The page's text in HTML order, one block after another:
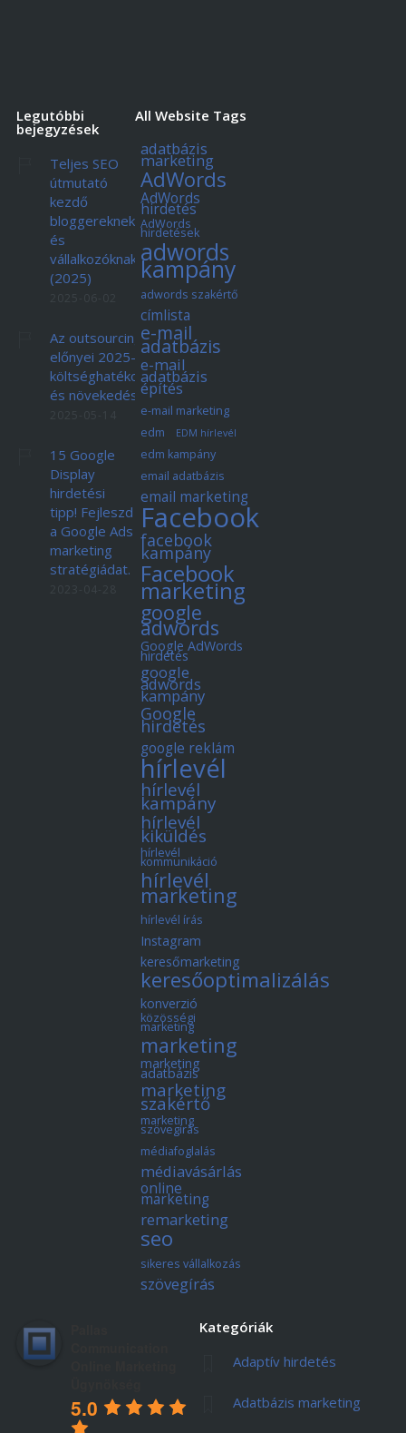
Legutóbbi
bejegyzések
Teljes SEO
útmutató
kezdő
bloggereknek
és
vállalkozóknak
(2025)
Az outsourcing
előnyei 2025-ben:
költséghatékonyság
és növekedés
15 Google
Display
hirdetési
tipp! Fejleszd
a Google Ads
marketing
stratégiádat.
All Website Tags
adatbázis
marketing
AdWords
AdWords
hirdetés
AdWords
hirdetések
adwords
kampány
adwords szakértő
címlista
e-mail
adatbázis
e-mail
adatbázis
építés
e-mail marketing
edm
EDM hírlevél
edm kampány
email adatbázis
email marketing
Facebook
facebook
kampány
Facebook
marketing
google
adwords
Google AdWords
hirdetés
google
adwords
kampány
Google
hirdetés
google reklám
hírlevél
hírlevél
kampány
hírlevél
kiküldés
hírlevél
kommunikáció
hírlevél
marketing
hírlevél írás
Instagram
keresőmarketing
keresőoptimalizálás
konverzió
közösségi
marketing
marketing
marketing
adatbázis
marketing
szakértő
marketing
szövegírás
médiafoglalás
médiavásárlás
online
marketing
remarketing
seo
sikeres vállalkozás
szövegírás
5.0
Kategóriák
Adaptív hirdetés
Adatbázis marketing